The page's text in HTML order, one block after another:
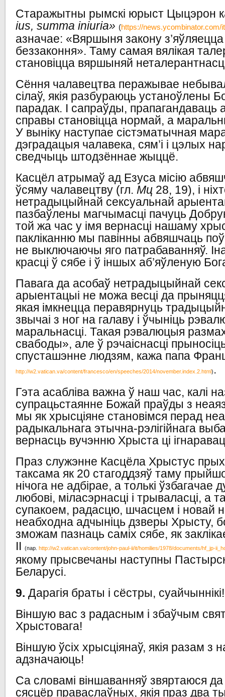
Старажытны рымскі юрыст Цыцэрон
ius,summa iniuria» (https://news.ycombinator.com/
азначае: «Вяршыня закону
беззаконня». Таму самая вялікая
становіцца вяршыняй
Сёння чалавецтва перажывае
сілаў, якія разбураюць устаноўлены
парадак. І сапраўды,
справы становіцца нормай, а
У выніку наступае сістэматычная
дэградацыя чалавека, сям’і і цэлых
сведчыць штодзённае жыццё.
Касцёл атрымаў ад Езуса місію
ўсяму чалавецтву (гл.Мц 28, 19), і
нетрадыцыйнай сексуальнай
пазбаўлены магчымасці пачуць
той жа час у імя вернасці нашаму
пакліканню мы павінны абвяшчаць
не выключаючы яго патрабаванняў.
красці ў сябе і ў іншых аб’яўленую
Павага да асобаў нетрадыцыйнай
арыентацыі не можа весці да прыняцця
якая імкнецца перавярнуць
звычаі з ног на галаву і ўчыніць
маральнасці. Такая рэвалюцыя
свабоды», але ў рэчаіснасці
спусташэнне людзям, кажа папа
http://w2.vatican.va/content/francesco/en/speeches/2014/november.index.2.html) .
Гэта асабліва важна ў наш час, калі
супрацьстаянне Божай праўды з
мы як хрысціяне становімся перад
радыкальнага этычна-рэлігійнага
вернасць вучэнню Хрыста ці
Праз служэнне Касцёла Хрыстус
таксама як 20 стагоддзяў таму
нічога не адбірае, а толькі ўзбагачае
любові, міласэрнасці і трываласці, а
супакоем, радасцю, шчасцем і новай
неабходна адчыніць дзверы Хрысту,
зможам пазнаць саміх сябе, як
(пар. http://w2.vatican.va/content/john-paul-ii/it/homilies/1978/documents/hf_jp-
якому прысвечаны наступны
Беларусі.
9. Дарагія браты і сёстры, суайчыннікі!
Віншую вас з радасным і збаўчым
Хрыстовага!
Віншую ўсіх хрысціянаў, якія разам з
адзначаюць!
Са словамі віншаванняў звяртаюся
сясцёр праваслаўных, якія праз два